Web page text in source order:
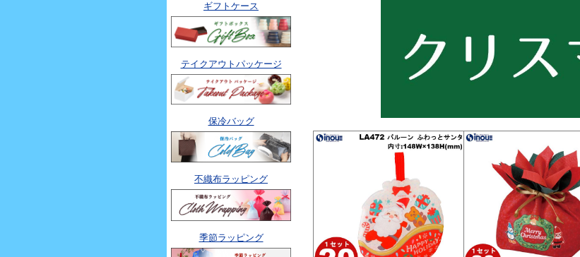
ギフトケース
テイクアウトパッケージ
保冷バッグ
不織布ラッピング
季節ラッピング